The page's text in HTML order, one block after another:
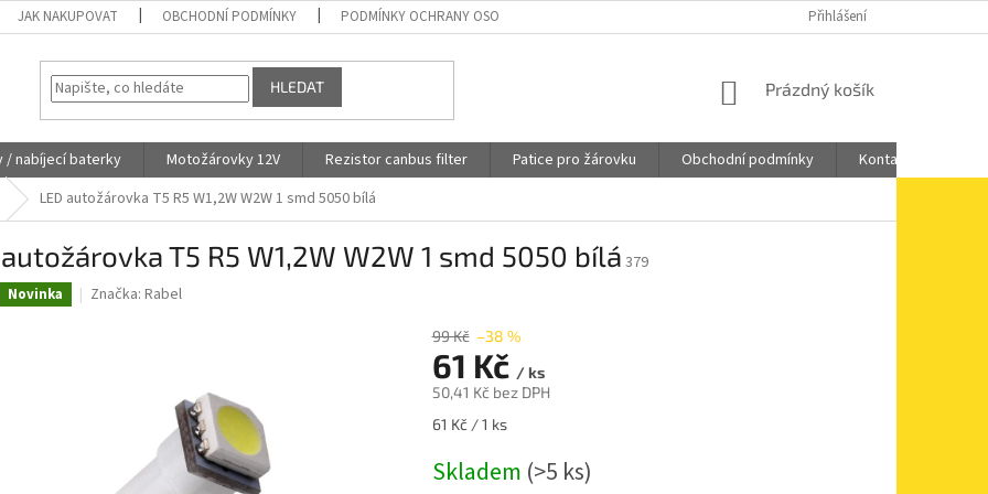
JAK NAKUPOVAT OBCHODNÍ PODMÍNKY PODMÍNKY OCHRANY OSOBNÍCH ÚDAJŮ Přihlášení
HLEDAT
NÁKUPNÍ
Prázdný košík
/ nabíjecí baterky Motožárovky 12V Rezistor canbus filter Patice pro žárovku Obchodní podmínky
Kontakty
LED autožárovka T5 R5 W1,2W W2W 1 smd 5050 bílá
autožárovka T5 R5 W1,2W W2W 1 smd 5050 bílá 379
Novinka Značka: Rabel
99 Kč –38 %
61 Kč / ks
50,41 Kč bez DPH
Měrná
61 Kč / 1 ks
Skladem (>5 ks)